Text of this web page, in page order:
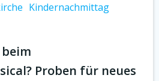
Kindernachmittag
Proben für neues